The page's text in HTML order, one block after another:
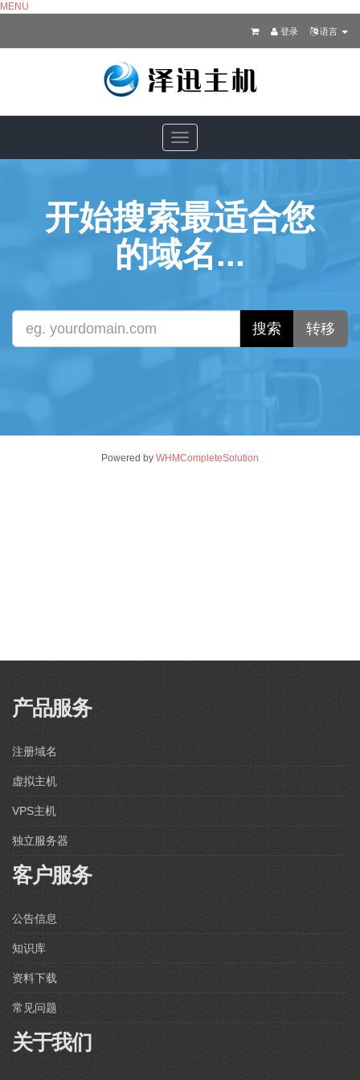
MENU
语言
登录
Toggle
navigation
开始搜索最适合您
的域名...
Powered by WHMCompleteSolution
产品服务
注册域名
虚拟主机
VPS主机
独立服务器
客户服务
公告信息
知识库
资料下载
常见问题
关于我们